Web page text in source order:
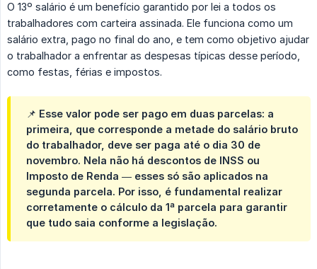
O 13º salário é um benefício garantido por lei a todos os
trabalhadores com carteira assinada. Ele funciona como um
salário extra, pago no final do ano, e tem como objetivo ajudar
o trabalhador a enfrentar as despesas típicas desse período,
como festas, férias e impostos.
📌 Esse valor pode ser pago em duas parcelas: a
primeira, que corresponde a metade do salário bruto
do trabalhador, deve ser paga até o dia 30 de
novembro. Nela não há descontos de INSS ou
Imposto de Renda — esses só são aplicados na
segunda parcela. Por isso, é fundamental realizar
corretamente o cálculo da 1ª parcela para garantir
que tudo saia conforme a legislação.